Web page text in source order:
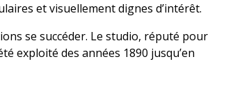
et visuellement dignes d’intérêt.
se succéder. Le studio, réputé pour
exploité des années 1890 jusqu’en